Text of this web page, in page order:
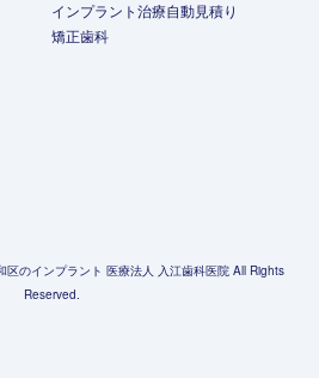
インプラント治療自動見積り
矯正歯科
のインプラント 医療法人 入江歯科医院 All Rights
Reserved.